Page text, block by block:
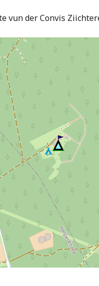
vun der Convis